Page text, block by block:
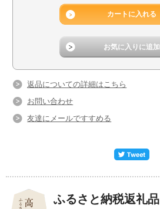
返品についての詳細はこちら
お問い合わせ
友達にメールですすめる
ふるさと納税返礼品